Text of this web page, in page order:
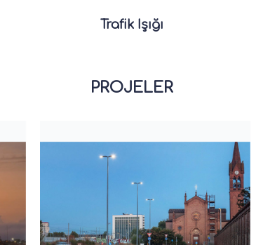
Trafik Işığı
PROJELER